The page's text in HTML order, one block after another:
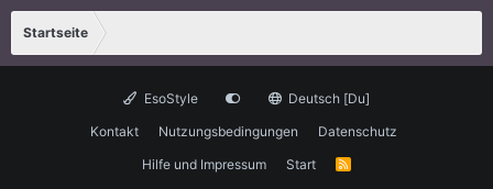
Startseite
EsoStyle
Deutsch [Du]
Kontakt
Nutzungsbedingungen
Datenschutz
Hilfe und Impressum
Start
R